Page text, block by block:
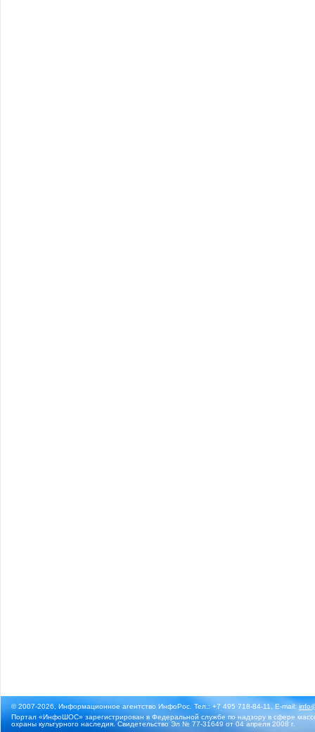
© 2007-2026, Информационное агентство ИнфоРос. Тел.: +7 495 718-84-11, E-mail:
Портал «ИнфоШОС» зарегистрирован в Федеральной службе по надзору в сфере
охраны культурного наследия. Свидетельство Эл № 77-31649 от 04 апреля 2008 г.